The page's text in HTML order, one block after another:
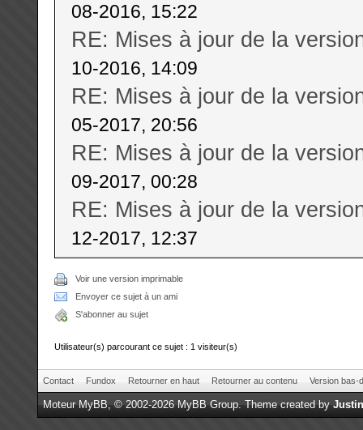
08-2016, 15:22
RE: Mises à jour de la
10-2016, 14:09
RE: Mises à jour de la
05-2017, 20:56
RE: Mises à jour de la
09-2017, 00:28
RE: Mises à jour de la
12-2017, 12:37
Voir une version imprimable
Envoyer ce sujet à un ami
S'abonner au sujet
Utilisateur(s) parcourant ce sujet : 1 visiteur(s)
Contact Fundox Retourner en haut Retourner au contenu Version bas-
MoteurMyBB, © 2002-2026MyBB Group. Theme created by